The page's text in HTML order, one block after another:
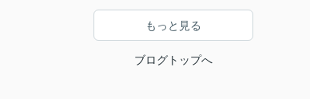
もっと見る
ブログトップへ